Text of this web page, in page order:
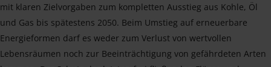
mit klaren Zielvorgaben zum kompletten Ausstieg aus Kohle, Öl
und Gas bis spätestens 2050. Beim Umstieg auf erneuerbare
Energieformen darf es weder zum Verlust von wertvollen
Lebensräumen noch zur Beeinträchtigung von gefährdeten Arten